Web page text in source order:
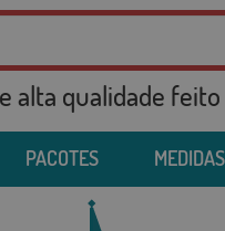
alta qualidade
PACOTES